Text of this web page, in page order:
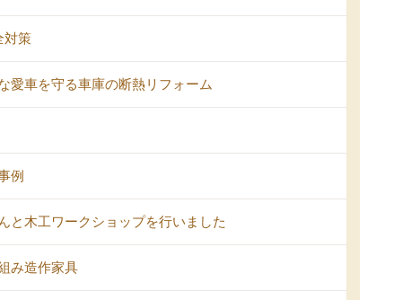
対策
愛車を守る車庫の断熱リフォーム
例
と木工ワークショップを行いました
み造作家具